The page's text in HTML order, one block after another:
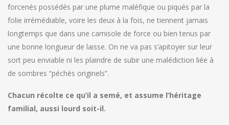
forcenés possédés par une plume maléfique ou piqués par la
folie irrémédiable, voire les deux à la fois, ne tiennent jamais
longtemps que dans une camisole de force ou bien tenus par
une bonne longueur de laisse. On ne va pas s’apitoyer sur leur
sort peu enviable ni les plaindre de subir une malédiction liée à
de sombres “péchés originels”.
Chacun récolte ce qu’il a semé, et assume l’héritage
familial, aussi lourd soit-il.